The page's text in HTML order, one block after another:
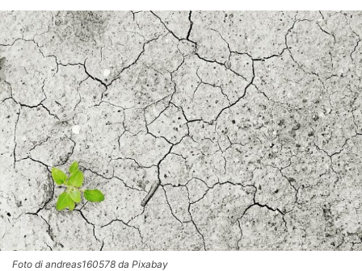
Foto di andreas160578 da Pixabay